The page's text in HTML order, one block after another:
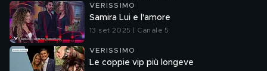
VERISSIMO
Samira Lui e l'amore
13 set 2025 | Canale 5
VERISSIMO
Le coppie vip più longeve